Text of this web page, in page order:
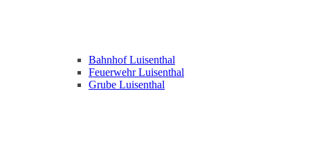
Bahnhof Luisenthal
Feuerwehr Luisenthal
Grube Luisenthal